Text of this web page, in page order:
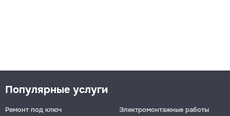
Популярные услуги
Ремонт под ключ
Электромонтажные работы